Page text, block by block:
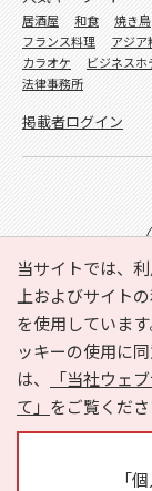
当サイトでは、
上およびサイト
を使用していま
ッキーの使用に
は、
「当社ウェ
て」 をご覧くださ
「
e-NAVITA（イ
利用規約
サイトマ
居酒屋 和食 焼き鳥
フランス料理
アジア
カラオケ
ビジネスホ
法律事務所
掲載者ログイン